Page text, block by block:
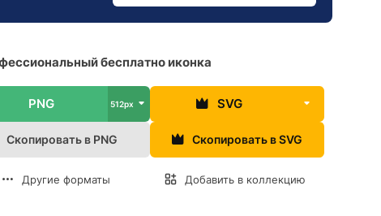
бесплатно иконка
PNG 512px SVG
Скопировать в PNG Скопировать в SVG
Другие форматы Добавить в коллекцию